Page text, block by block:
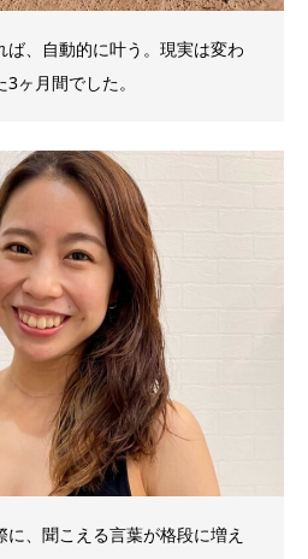
、自動的に叶う。現実は変わ
ヶ月間でした。
、聞こえる言葉が格段に増え